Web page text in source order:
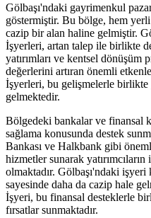
Gölbaşı'ndaki gayrimenkul
göstermiştir. Bu bölge, hem yerli
cazip bir alan haline gelmiştir.
İşyerleri, artan talep ile birlikte
yatırımları ve kentsel
değerlerini artıran önemli
İşyerleri, bu gelişmelerle birlikte
gelmektedir.
Bölgedeki bankalar ve finansal
sağlama konusunda destek
Bankası ve Halkbank gibi
hizmetler sunarak
olmaktadır. Gölbaşı'ndaki işyeri
sayesinde daha da cazip hale
İşyeri, bu finansal desteklerle
fırsatlar sunmaktadır.